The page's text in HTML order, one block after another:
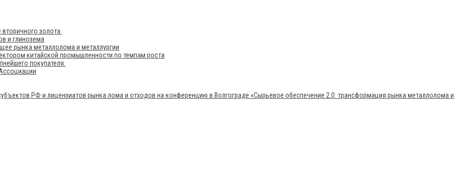
золота.
и глинозема
рынка металлолома и металлургии
китайской промышленности по темпам роста
покупателя.
РФ и лицензиатов рынка лома и отходов на конференцию в Волгограде «Сырьевое обеспечение 2.0: трансформация рынка металлолома и